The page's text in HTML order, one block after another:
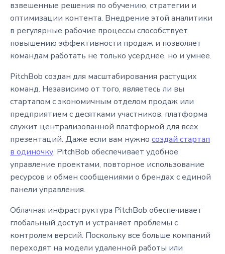
взвешенные решения по обучению, стратегии и
оптимизации контента. Внедрение этой аналитики
в регулярные рабочие процессы способствует
повышению эффективности продаж и позволяет
командам работать не только усерднее, но и умнее.
PitchBob создан для масштабирования растущих
команд. Независимо от того, являетесь ли вы
стартапом с экономичным отделом продаж или
предприятием с десятками участников, платформа
служит централизованной платформой для всех
презентаций. Даже если вам нужно создай стартап
в одиночку, PitchBob обеспечивает удобное
управление проектами, повторное использование
ресурсов и обмен сообщениями о брендах с единой
панели управления.
Облачная инфраструктура PitchBob обеспечивает
глобальный доступ и устраняет проблемы с
контролем версий. Поскольку все больше компаний
переходят на модели удаленной работы или